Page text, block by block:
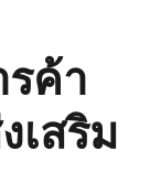
ค้า
เสริม